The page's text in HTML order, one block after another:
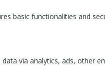
basic functionalities and
via analytics, ads, other